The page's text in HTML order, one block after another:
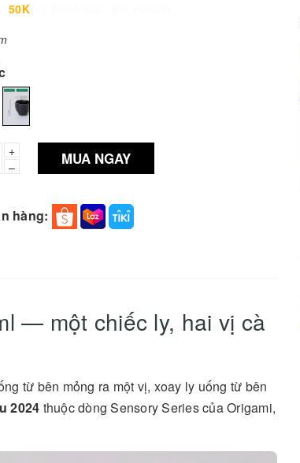
50K
+
–
MUA NGAY
hàng:
— một chiếc ly, hai vị cà
từ bên mỏng ra một vị, xoay ly uống từ bên
2024 thuộc dòng Sensory Series của Origami,